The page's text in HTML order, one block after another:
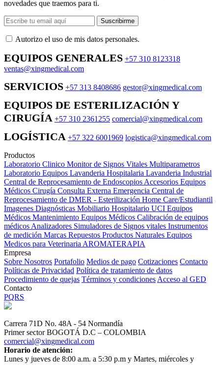
novedades que traemos para ti.
Suscribirme
Autorizo ​​el uso de mis datos personales.
EQUIPOS GENERALES +57 310 8123318
ventas@xingmedical.com
SERVICIOS +57 313 8408686 gestor@xingmedical.com
EQUIPOS DE ESTERILIZACIÓN Y
CIRUGÍA +57 310 2361255 comercial@xingmedical.com
LOGÍSTICA +57 322 6001969 logistica@xingmedical.com
Productos
Laboratorio Clinico Monitor de Signos Vitales Multiparametros
Laboratorio Equipos Lavanderia Hospitalaria Lavanderia Industrial
Central de Reprocesamiento de Endoscopios Accesorios Equipos
Médicos Cirugía Consulta Externa Emergencia Central de
Reprocesamiento de DMER - Esterilización Home Care/Estudiantil
Imagenes Diagnósticas Mobiliario Hospitalario UCI Equipos
Médicos Mantenimiento Equipos Médicos Calibración de equipos
médicos Analizadores Simuladores de Signos vitales Instrumentos
de medición Marcas Repuestos Productos Naturales Equipos
Medicos para Veterinaria AROMATERAPIA
Empresa
Sobre Nosotros Portafolio Medios de pago Cotizaciones Contacto
Políticas de Privacidad Política de tratamiento de datos
Procedimiento de quejas Términos y condiciones Acceso al GED
Contacto
PQRS
Carrera 71D No. 48A - 54 Normandía
Primer sector BOGOTÁ D.C – COLOMBIA
comercial@xingmedical.com
Horario de atención:
Lunes y jueves de 8:00 a.m. a 5:30 p.m y Martes, miércoles y